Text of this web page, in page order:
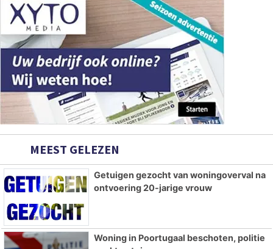
MEEST GELEZEN
Getuigen gezocht van woningoverval na
ontvoering 20-jarige vrouw
Woning in Poortugaal beschoten, politie